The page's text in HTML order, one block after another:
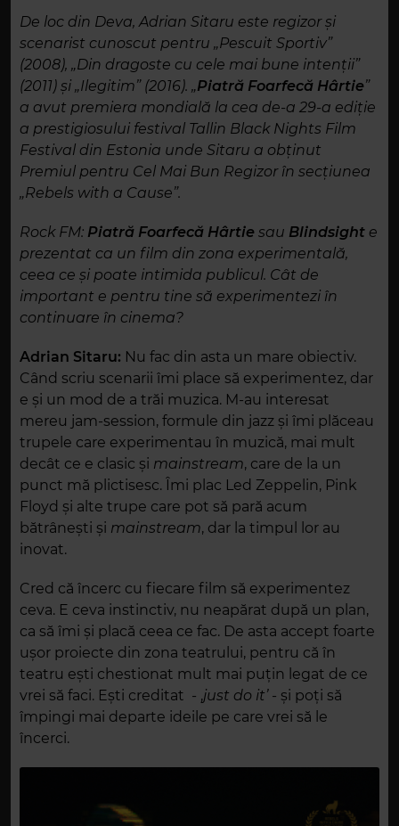
De loc din Deva, Adrian Sitaru este regizor și
scenarist cunoscut pentru „Pescuit Sportiv”
(2008), „Din dragoste cu cele mai bune intenții”
(2011) și „Ilegitim” (2016). „Piatră Foarfecă Hârtie”
a avut premiera mondială la cea de-a 29-a ediție
a prestigiosului festival Tallin Black Nights Film
Festival din Estonia unde Sitaru a obținut
Premiul pentru Cel Mai Bun Regizor în secțiunea
„Rebels with a Cause”.
Rock FM: Piatră Foarfecă Hârtie sau Blindsight e
prezentat ca un film din zona experimentală,
ceea ce și poate intimida publicul. Cât de
important e pentru tine să experimentezi în
continuare în cinema?
Adrian Sitaru: Nu fac din asta un mare obiectiv.
Când scriu scenarii îmi place să experimentez, dar
e și un mod de a trăi muzica. M-au interesat
mereu jam-session, formule din jazz și îmi plăceau
trupele care experimentau în muzică, mai mult
decât ce e clasic și mainstream, care de la un
punct mă plictisesc. Îmi plac Led Zeppelin, Pink
Floyd și alte trupe care pot să pară acum
bătrânești și mainstream, dar la timpul lor au
inovat.
Cred că încerc cu fiecare film să experimentez
ceva. E ceva instinctiv, nu neapărat după un plan,
ca să îmi și placă ceea ce fac. De asta accept foarte
ușor proiecte din zona teatrului, pentru că în
teatru ești chestionat mult mai puțin legat de ce
vrei să faci. Ești creditat - ,just do it’- și poți să
împingi mai departe ideile pe care vrei să le
încerci.